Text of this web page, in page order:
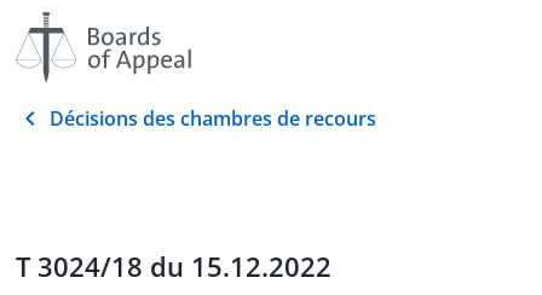
Décisions des chambres de recours
T 3024/18 du 15.12.2022